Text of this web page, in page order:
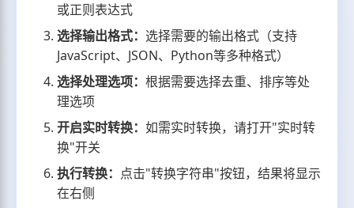
或正则表达式
选择输出格式： 选择需要的输出格式（支持
JavaScript、JSON、Python等多种格式）
选择处理选项：根据需要选择去重、排序等处
理选项
开启实时转换：如需实时转换，请打开"实时转
换"开关
执行转换： 点击"转换字符串"按钮，结果将显示
在右侧